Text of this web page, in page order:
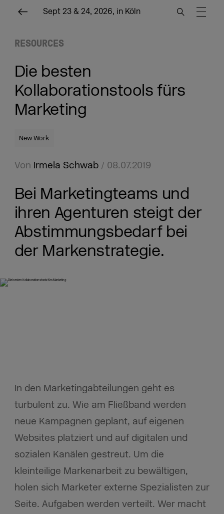
Sept 23 & 24, 2026, in Köln
RESOURCES
Die besten
Kollaborationstools fürs
Marketing
New Work
Von Irmela Schwab/ 08.07.2019
Bei Marketingteams und
ihren Agenturen steigt der
Abstimmungsbedarf bei
der Markenstrategie.
In den Marketingabteilungen geht es
turbulent zu. Wie am Fließband werden
neue Kampagnen geplant, auf eigenen
Websites platziert und auf digitalen und
sozialen Kanälen gestreut. Um die
kleinteilige Markenarbeit zu bewältigen,
holen sich Marketer externe Spezialisten zur
Seite. Aufgaben werden verteilt. Wer macht